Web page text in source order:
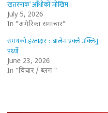
खतरनाक’ आँधीको जोखिम
July 5, 2026
In "अमेरिका समाचार"
समयको हस्ताक्षर : बालेन एक्लै उक्लिनु
पर्थ्यो
June 23, 2026
In "विचार / ब्लग "